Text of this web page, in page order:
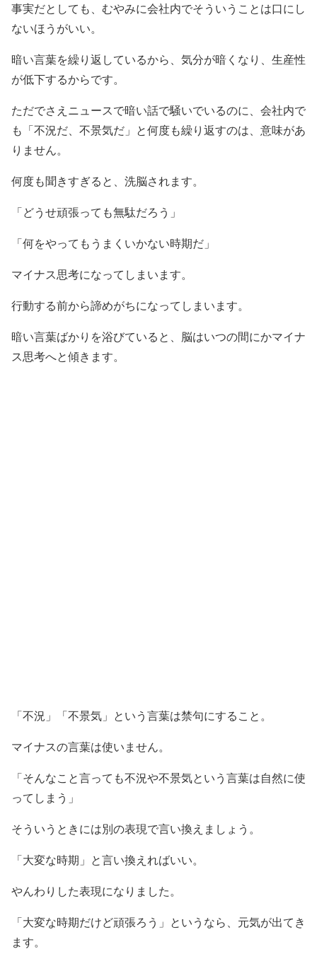
事実だとしても、むやみに会社内でそういうことは口にし
ないほうがいい。
暗い言葉を繰り返しているから、気分が暗くなり、生産性
が低下するからです。
ただでさえニュースで暗い話で騒いでいるのに、会社内で
も「不況だ、不景気だ」と何度も繰り返すのは、意味があ
りません。
何度も聞きすぎると、洗脳されます。
「どうせ頑張っても無駄だろう」
「何をやってもうまくいかない時期だ」
マイナス思考になってしまいます。
行動する前から諦めがちになってしまいます。
暗い言葉ばかりを浴びていると、脳はいつの間にかマイナ
ス思考へと傾きます。
「不況」「不景気」という言葉は禁句にすること。
マイナスの言葉は使いません。
「そんなこと言っても不況や不景気という言葉は自然に使
ってしまう」
そういうときには別の表現で言い換えましょう。
「大変な時期」と言い換えればいい。
やんわりした表現になりました。
「大変な時期だけど頑張ろう」というなら、元気が出てき
ます。